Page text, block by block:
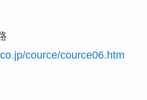
cource/cource06.htm